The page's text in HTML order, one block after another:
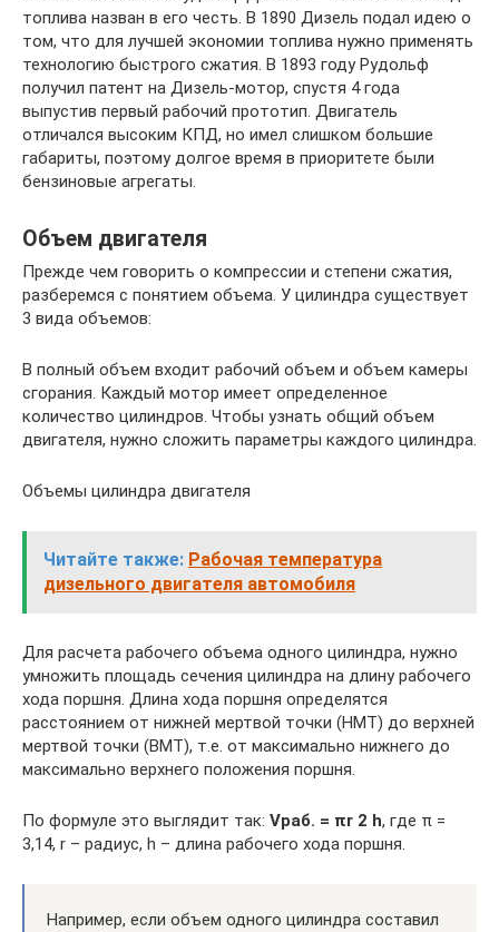
топлива назван в его честь. В 1890 Дизель подал идею о
том, что для лучшей экономии топлива нужно применять
технологию быстрого сжатия. В 1893 году Рудольф
получил патент на Дизель-мотор, спустя 4 года
выпустив первый рабочий прототип. Двигатель
отличался высоким КПД, но имел слишком большие
габариты, поэтому долгое время в приоритете были
бензиновые агрегаты.
Объем двигателя
Прежде чем говорить о компрессии и степени сжатия,
разберемся с понятием объема. У цилиндра существует
3 вида объемов:
В полный объем входит рабочий объем и объем камеры
сгорания. Каждый мотор имеет определенное
количество цилиндров. Чтобы узнать общий объем
двигателя, нужно сложить параметры каждого цилиндра.
Объемы цилиндра двигателя
Читайте также: Рабочая температура
дизельного двигателя автомобиля
Для расчета рабочего объема одного цилиндра, нужно
умножить площадь сечения цилиндра на длину рабочего
хода поршня. Длина хода поршня определятся
расстоянием от нижней мертвой точки (НМТ) до верхней
мертвой точки (ВМТ), т.е. от максимально нижнего до
максимально верхнего положения поршня.
По формуле это выглядит так: Vраб. = πr 2 h, где π =
3,14, r – радиус, h – длина рабочего хода поршня.
Например, если объем одного цилиндра составил